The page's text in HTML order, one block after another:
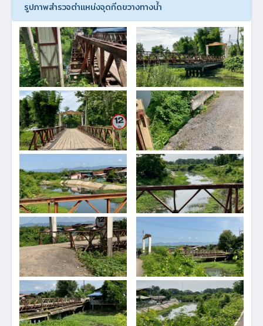
รูปภาพสำรวจตำแหน่งจุดกีดขวางทางน้ำ